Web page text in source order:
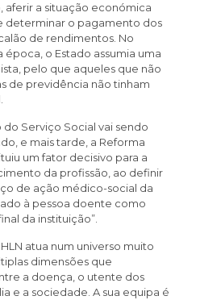
aferir a situação económica
determinar o pagamento dos
de rendimentos. No
o Estado assumia uma
pelo que aqueles que não
de previdência não tinham
do Serviço Social vai sendo
e mais tarde, a Reforma
um fator decisivo para a
da profissão, ao definir
de ação médico-social da
à pessoa doente como
da instituição”.
atua num universo muito
dimensões que
a doença, o utente dos
e a sociedade. A sua equipa é